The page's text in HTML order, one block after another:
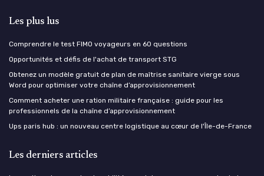
Les plus lus
Comprendre le test FIMO voyageurs en 60 questions
Opportunités et défis de l'achat de transport STG
Obtenez un modèle gratuit de plan de maîtrise sanitaire vierge sous
Word pour optimiser votre chaîne d’approvisionnement
Comment acheter une ration militaire française : guide pour les
professionnels de la chaîne d’approvisionnement
Ups paris hub : un nouveau centre logistique au cœur de l'Île-de-France
Les derniers articles